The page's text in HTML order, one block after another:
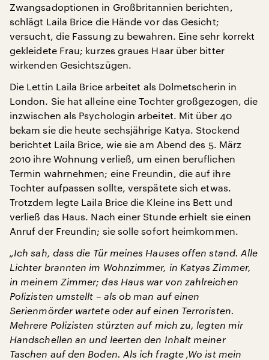
Zwangsadoptionen in Großbritannien berichten,
schlägt Laila Brice die Hände vor das Gesicht;
versucht, die Fassung zu bewahren. Eine sehr korrekt
gekleidete Frau; kurzes graues Haar über bitter
wirkenden Gesichtszügen.
Die Lettin Laila Brice arbeitet als Dolmetscherin in
London. Sie hat alleine eine Tochter großgezogen, die
inzwischen als Psychologin arbeitet. Mit über 40
bekam sie die heute sechsjährige Katya. Stockend
berichtet Laila Brice, wie sie am Abend des 5. März
2010 ihre Wohnung verließ, um einen beruflichen
Termin wahrnehmen; eine Freundin, die auf ihre
Tochter aufpassen sollte, verspätete sich etwas.
Trotzdem legte Laila Brice die Kleine ins Bett und
verließ das Haus. Nach einer Stunde erhielt sie einen
Anruf der Freundin; sie solle sofort heimkommen.
„Ich sah, dass die Tür meines Hauses offen stand. Alle
Lichter brannten im Wohnzimmer, in Katyas Zimmer,
in meinem Zimmer; das Haus war von zahlreichen
Polizisten umstellt – als ob man auf einen
Serienmörder wartete oder auf einen Terroristen.
Mehrere Polizisten stürzten auf mich zu, legten mir
Handschellen an und leerten den Inhalt meiner
Taschen auf den Boden. Als ich fragte ‚Wo ist mein